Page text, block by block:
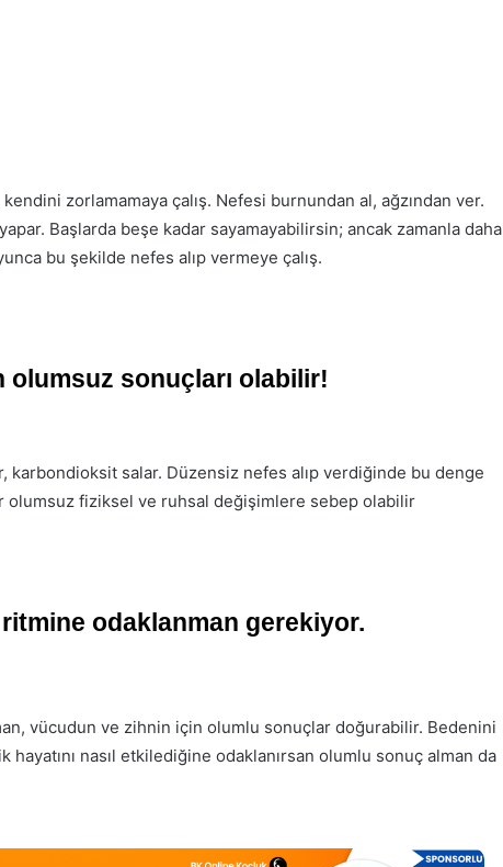
zorlamamaya çalış. Nefesi burnundan al, ağzından ver.
Başlarda beşe kadar sayamayabilirsin; ancak zamanla daha
bu şekilde nefes alıp vermeye çalış.
olumsuz sonuçları olabilir!
karbondioksit salar. Düzensiz nefes alıp verdiğinde bu denge
olumsuz fiziksel ve ruhsal değişimlere sebep olabilir
odaklanman gerekiyor.
vücudun ve zihnin için olumlu sonuçlar doğurabilir. Bedenini
nasıl etkilediğine odaklanırsan olumlu sonuç alman da